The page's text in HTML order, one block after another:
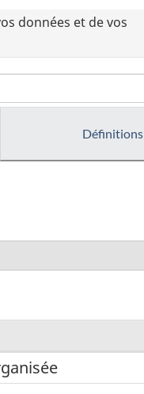
données et de vos
Définitions